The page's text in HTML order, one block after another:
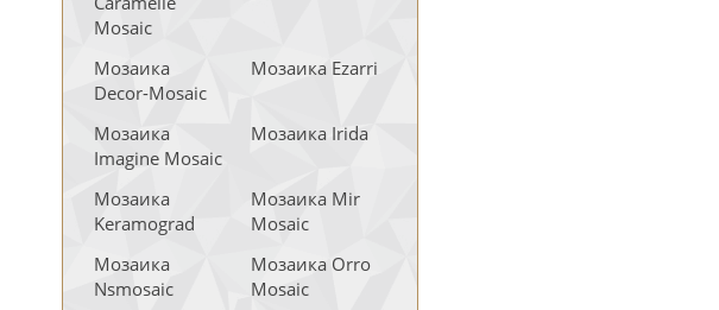
Mosaic
Мозаика
Decor-Mosaic
Мозаика Ezarri
Мозаика
Imagine Mosaic
Мозаика Irida
Мозаика
Keramograd
Мозаика Mir
Mosaic
Мозаика
Nsmosaic
Мозаика Orro
Mosaic